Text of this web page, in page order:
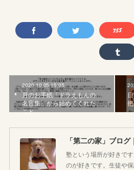
2020.10.05 15:05
月のお手紙「ドラえもんの
名言集」から始めてくれた
こと
塾という場所が好きで
のが好きです。生徒や